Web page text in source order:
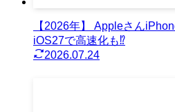
【2026年】 Appleさん
iOS27で高速化も⁉︎
2026.07.24